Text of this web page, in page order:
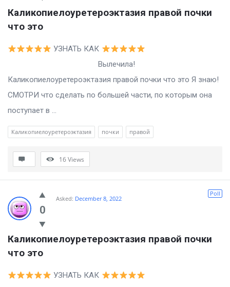
Каликопиелоуретероэктазия правой почки
что это
УЗНАТЬ КАК
Вылечила!
Каликопиелоуретероэктазия правой почки что это Я знаю!
СМОТРИ что сделать по большей части, по которым она
поступает в ...
Каликопиелоуретероэктазия почки правой
16Views
0
Poll
Asked: December 8, 2022
Каликопиелоуретероэктазия правой почки
что это
УЗНАТЬ КАК